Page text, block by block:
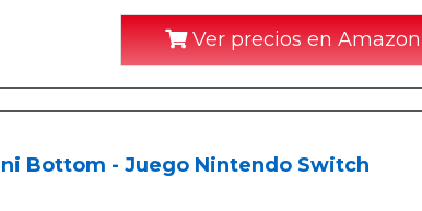
Ver precios en Amazon
Bottom - Juego Nintendo Switch